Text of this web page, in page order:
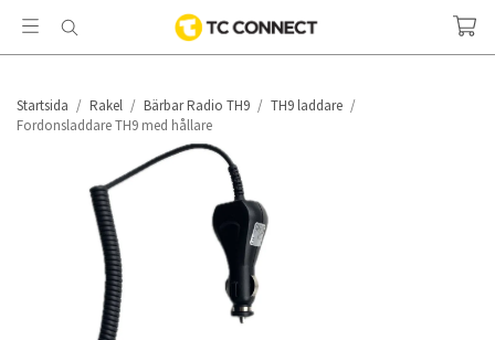
Startsida / Rakel / Bärbar Radio TH9 / TH9 laddare /
Fordonsladdare TH9 med hållare